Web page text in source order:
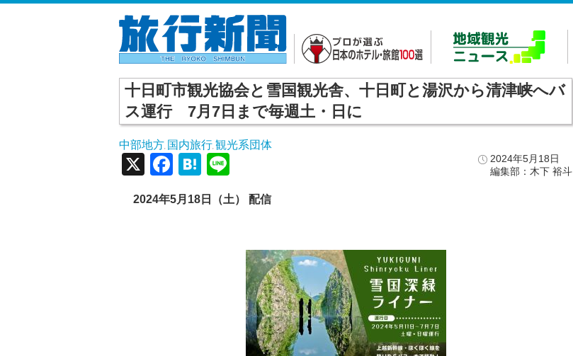
十日町市観光協会と雪国観光舎、十日町と湯沢から清津峡へバ
ス運行 7月7日まで毎週土・日に
中部地方 国内旅行 ,観光系団体
2024年5月18日
編集部：木下 裕斗
X Facebook
Hatena
2024年5月18日（土） 配信